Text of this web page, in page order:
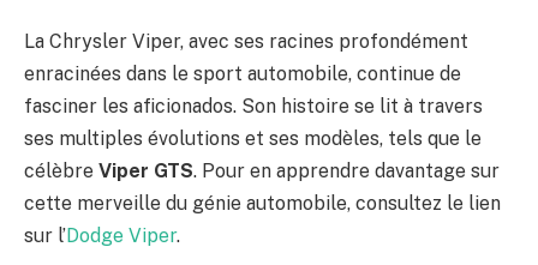
La Chrysler Viper, avec ses racines profondément
enracinées dans le sport automobile, continue de
fasciner les aficionados. Son histoire se lit à travers
ses multiples évolutions et ses modèles, tels que le
célèbre Viper GTS. Pour en apprendre davantage sur
cette merveille du génie automobile, consultez le lien
sur l’Dodge Viper.